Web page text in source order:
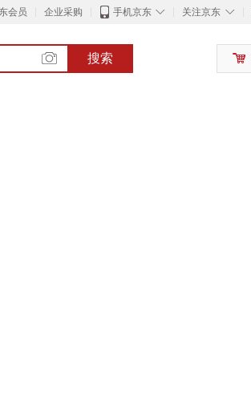
会员 企业采购 ◇
手机京东 ◇
关注京东
搜索